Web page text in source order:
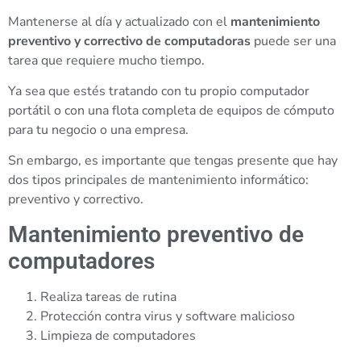
Mantenerse al día y actualizado con el mantenimiento
preventivo y correctivo de computadoras puede ser una
tarea que requiere mucho tiempo.
Ya sea que estés tratando con tu propio computador
portátil o con una flota completa de equipos de cómputo
para tu negocio o una empresa.
Sn embargo, es importante que tengas presente que hay
dos tipos principales de mantenimiento informático:
preventivo y correctivo.
Mantenimiento preventivo de
computadores
Realiza tareas de rutina
Protección contra virus y software malicioso
Limpieza de computadores